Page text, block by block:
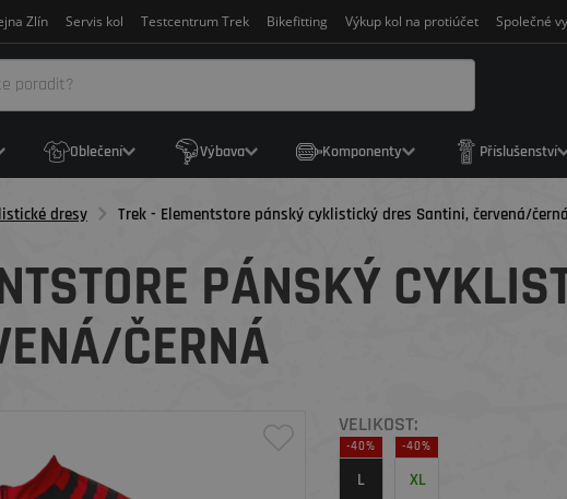
Zlín Servis kol Testcentrum Trek Bikefitting Výkup kol na protiúčet Společné
Oblečení Výbava Komponenty Příslušenství
dresy Trek - Elementstore pánský cyklistický dres Santini, červená/černá
PÁNSKÝ
ČERNÁ
VELIKOST:
-40%
L
-40%
XL